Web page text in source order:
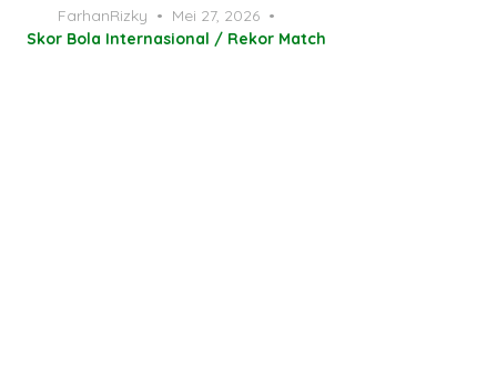
FarhanRizky
Posted
on
Mei 27, 2026
Skor Bola Internasional / Rekor Match